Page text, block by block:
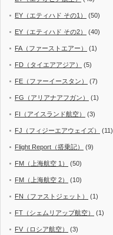
EY（エティハド その1） (50)
EY（エティハド その2） (40)
FA（ファーストエアー） (1)
FD（タイエアアジア） (5)
FE（ファーイースタン） (7)
FG（アリアナアフガン） (1)
FI（アイスランド航空） (3)
FJ（フィジーエアウェイズ） (11)
Flight Report（搭乗記） (9)
FM（上海航空 1） (50)
FM（上海航空 2） (10)
FN（ファストジェット） (1)
FT（シェムリアップ航空） (1)
FV（ロシア航空） (3)